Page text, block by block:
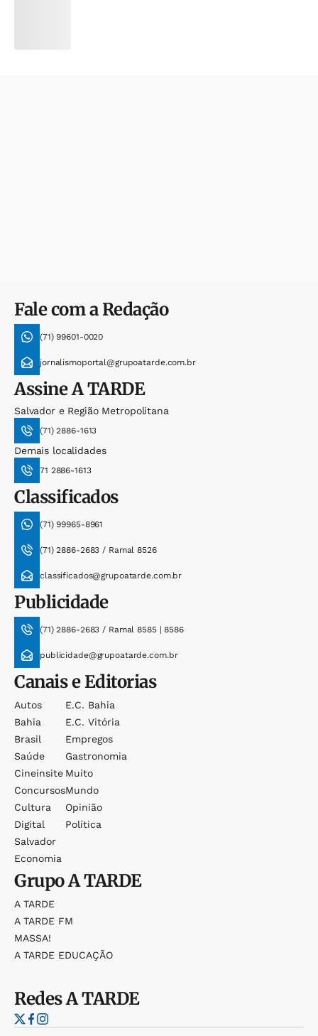
Fale com a Redação
(71) 99601-0020
jornalismoportal@grupoatarde.com.br
AssineA TARDE
Salvador e Região Metropolitana
(71) 2886-1613
Demais localidades
71 2886-1613
Classificados
(71) 99965-8961
(71) 2886-2683 / Ramal 8526
classificados@grupoatarde.com.br
Publicidade
(71) 2886-2683 / Ramal 8585 | 8586
publicidade@grupoatarde.com.br
Canais e Editorias
Autos
Bahia
Brasil
Saúde
Cineinsite
Concursos
Cultura
Digital
Salvador
Economia
E.c. Bahia
E.c. Vitória
Empregos
Gastronomia
Muito
Mundo
Opinião
Política
GrupoA TARDE
A TARDE
A TARDE FM
MASSA!
A TARDE EDUCAÇÃO
RedesA TARDE